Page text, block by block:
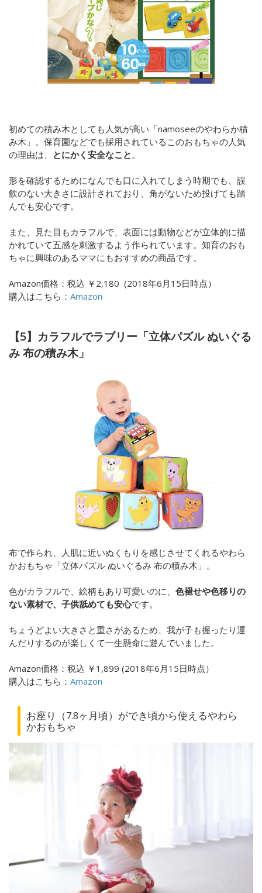
初めての積み木としても人気が高い「namoseeのやわらか積
み木」。保育園などでも採用されているこのおもちゃの人気
の理由は、 とにかく安全なこと。
形を確認するためになんでも口に入れてしまう時期でも、誤
飲のない大きさに設計されており、角がないため投げても踏
んでも安心です。
また、見た目もカラフルで、表面には動物などが立体的に描
かれていて五感を刺激するよう作られています。知育のおも
ちゃに興味のあるママにもおすすめの商品です。
Amazon価格： 税込 ￥2,180 (2018年6月15日時点）
購入はこちら： Amazon
【5】カラフルでラブリー「立体パズル ぬいぐる
み 布の積み木」
布で作られ、人肌に近いぬくもりを感じさせてくれるやわら
かおもちゃ「立体パズル ぬいぐるみ 布の積み木 」。
色がカラフルで、絵柄もあり可愛いのに、 色褪せや色移りの
ない素材で、子供舐めても安心です。
ちょうどよい大きさと重さがあるため、我が子も握ったり運
んだりするのが楽しくて一生懸命に遊んでいました。
Amazon価格： 税込 ￥1,899 (2018年6月15日時点）
購入はこちら： Amazon
お座り（7.8ヶ月頃）ができ頃から使えるやわら
かおもちゃ